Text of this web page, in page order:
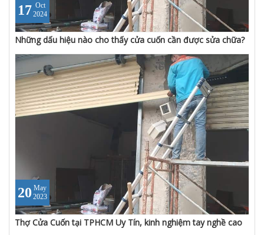
17 Oct
2024
Những dấu hiệu nào cho thấy cửa cuốn cần được sửa chữa?
20 May
2023
Thợ Cửa Cuốn tại TPHCM Uy Tín, kinh nghiệm tay nghề cao